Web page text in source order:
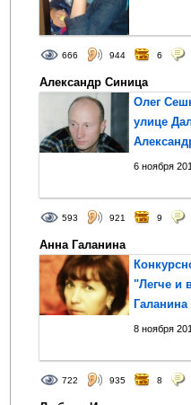
666 944 6
Александр Синица
Олег
улице
6 ноября
593 921 9
Анна Галанина
"Легче и
Галанина
8 ноября
722 935 8